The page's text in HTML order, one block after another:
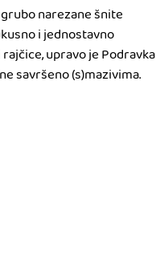
narezane šnite
i jednostavno
upravo je Podravka
savršeno (s)mazivima.